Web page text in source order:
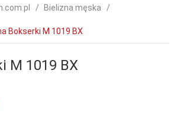
Bielizna męska
Bokserki M 1019 BX
M 1019 BX